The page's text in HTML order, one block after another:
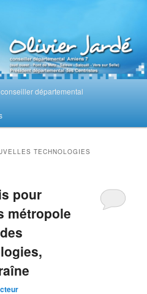
départemental
TECHNOLOGIES
pour
métropole